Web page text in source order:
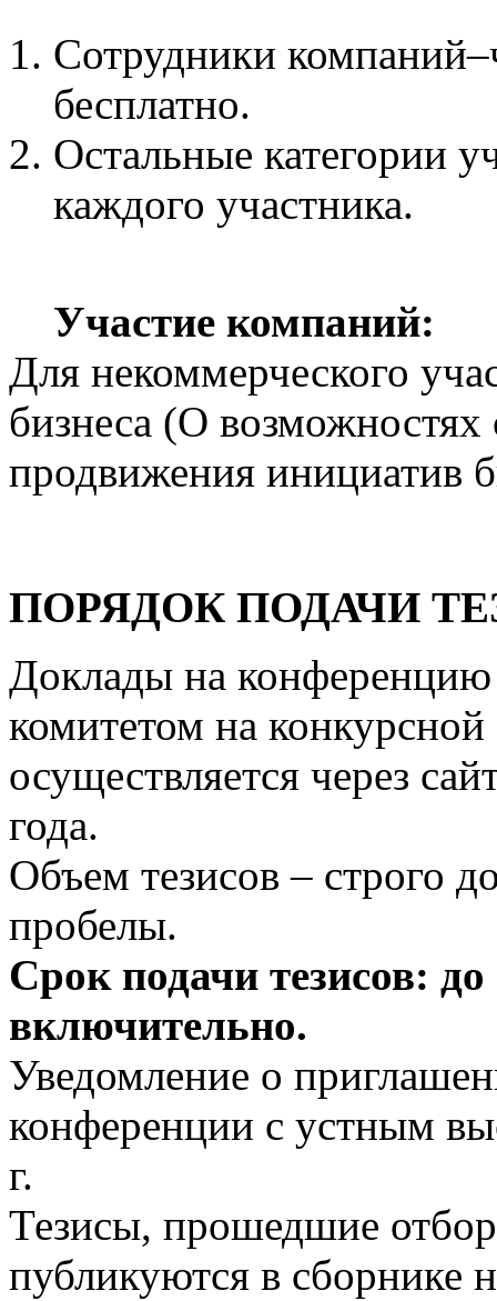
Сотрудники
бесплатно.
Остальные категории
каждого участника.
Участие компаний:
Для некоммерческого
бизнеса (О возможностях
продвижения инициатив
ПОРЯДОК ПОДАЧИ
Доклады на
комитетом на
осуществляется через
года.
Объем тезисов – строго
пробелы.
Срок подачи тезисов: до
включительно.
Уведомление о
конференции с устным
г.
Тезисы, прошедшие
публикуются в сборнике